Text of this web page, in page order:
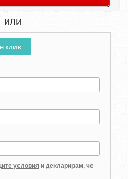
или
клик
условия и декларирам, че